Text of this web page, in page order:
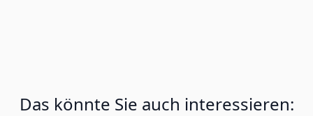
Das könnte Sie auch interessieren: